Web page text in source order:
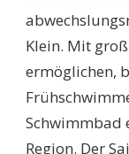
Klein. Mit
ermöglichen,
Schwimmbad
Region. Der